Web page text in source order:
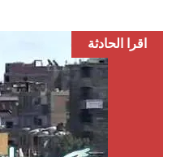
اقرا الحادثة